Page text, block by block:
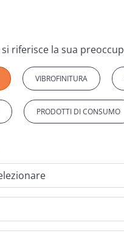
VIBROFINITURA
PRODOTTI DI CONSUMO